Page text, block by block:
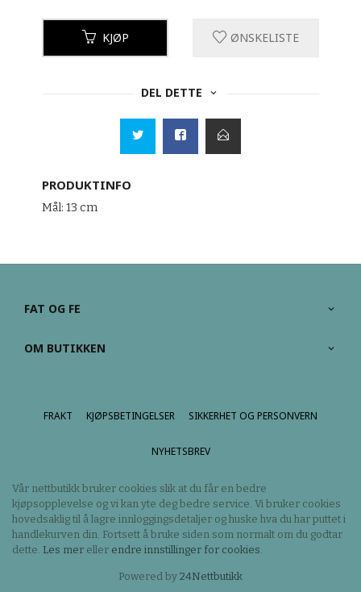
KJØP ØNSKELISTE
DEL DETTE
PRODUKTINFO
Mål: 13 cm
FAT OG FE
OM BUTIKKEN
FRAKT KJØPSBETINGELSER SIKKERHET OG PERSONVERN
NYHETSBREV
Vår nettbutikk bruker cookies slik at du får en bedre
kjøpsopplevelse og vi kan yte deg bedre service. Vi bruker cookies
hovedsaklig til å lagre innloggingsdetaljer og huske hva du har puttet i
handlekurven din. Fortsett å bruke siden som normalt om du godtar
dette. Les mer eller endre innstillinger for cookies.
Powered by 24Nettbutikk